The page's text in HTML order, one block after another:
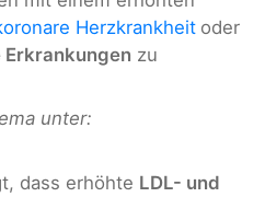
Herzkrankheit oder
zu
unter:
dass erhöhte LDL- und